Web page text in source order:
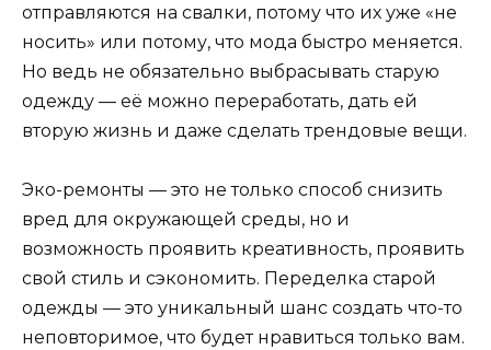
отправляются на свалки, потому что их уже «не
носить» или потому, что мода быстро меняется.
Но ведь не обязательно выбрасывать старую
одежду — её можно переработать, дать ей
вторую жизнь и даже сделать трендовые вещи.
Эко-ремонты — это не только способ снизить
вред для окружающей среды, но и
возможность проявить креативность, проявить
свой стиль и сэкономить. Переделка старой
одежды — это уникальный шанс создать что-то
неповторимое, что будет нравиться только вам.